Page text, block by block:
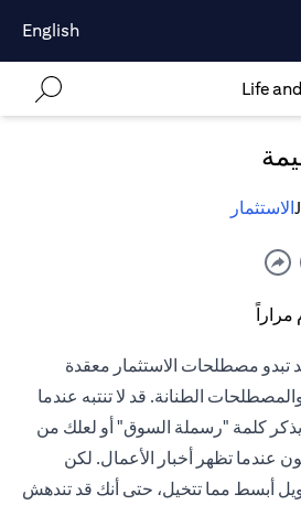
English
الاستثمار
تبدو مصطلحات الاستثمار معقدة
الطنانة. قد لا تنتبه عندما
كلمة "رسملة السوق" أو لعلك من
عندما تظهر أخبار الأعمال. لكن
أبسط مما تتخيل، حتى أنك قد تندهش